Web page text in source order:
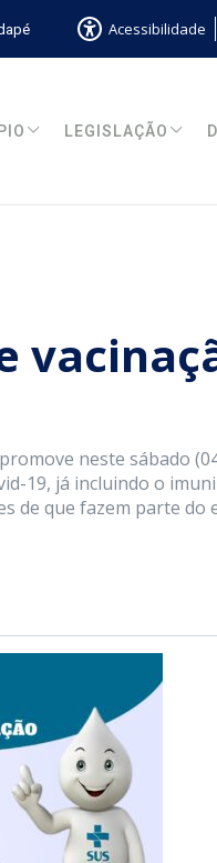
Acessibilidade
LEGISLAÇÃO
neste sábado
19, já incluindo o
de que fazem parte do